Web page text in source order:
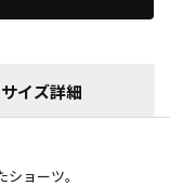
サイズ詳細
ョーツ。